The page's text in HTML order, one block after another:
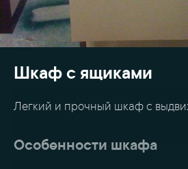
Шкаф с ящиками
Легкий и прочный шкаф с
Особенности шкафа